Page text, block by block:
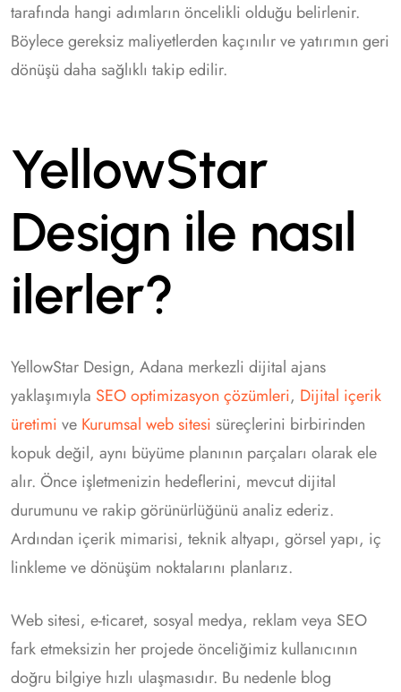
tarafında hangi adımların öncelikli olduğu belirlenir.
Böylece gereksiz maliyetlerden kaçınılır ve yatırımın geri
dönüşü daha sağlıklı takip edilir.
YellowStar
Design ile nasıl
ilerler?
YellowStar Design, Adana merkezli dijital ajans
yaklaşımıyla SEO optimizasyon çözümleri, Dijital içerik
üretimi ve Kurumsal web sitesi süreçlerini birbirinden
kopuk değil, aynı büyüme planının parçaları olarak ele
alır. Önce işletmenizin hedeflerini, mevcut dijital
durumunu ve rakip görünürlüğünü analiz ederiz.
Ardından içerik mimarisi, teknik altyapı, görsel yapı, iç
linkleme ve dönüşüm noktalarını planlarız.
Web sitesi, e-ticaret, sosyal medya, reklam veya SEO
fark etmeksizin her projede önceliğimiz kullanıcının
doğru bilgiye hızlı ulaşmasıdır. Bu nedenle blog